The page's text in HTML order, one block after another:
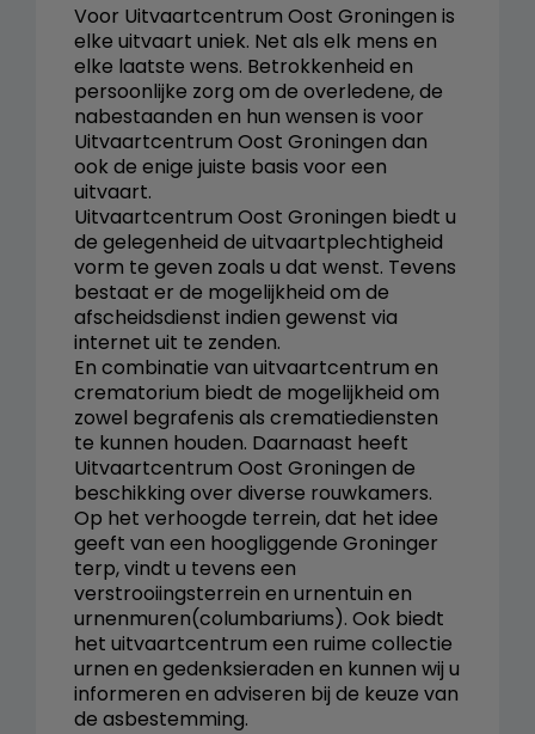
Voor Uitvaartcentrum Oost Groningen is
elke uitvaart uniek. Net als elk mens en
elke laatste wens. Betrokkenheid en
persoonlijke zorg om de overledene, de
nabestaanden en hun wensen is voor
Uitvaartcentrum Oost Groningen dan
ook de enige juiste basis voor een
uitvaart.
Uitvaartcentrum Oost Groningen biedt u
de gelegenheid de uitvaartplechtigheid
vorm te geven zoals u dat wenst. Tevens
bestaat er de mogelijkheid om de
afscheidsdienst indien gewenst via
internet uit te zenden.
En combinatie van uitvaartcentrum en
crematorium biedt de mogelijkheid om
zowel begrafenis als crematiediensten
te kunnen houden. Daarnaast heeft
Uitvaartcentrum Oost Groningen de
beschikking over diverse rouwkamers.
Op het verhoogde terrein, dat het idee
geeft van een hoogliggende Groninger
terp, vindt u tevens een
verstrooiingsterrein en urnentuin en
urnenmuren(columbariums). Ook biedt
het uitvaartcentrum een ruime collectie
urnen en gedenksieraden en kunnen wij u
informeren en adviseren bij de keuze van
de asbestemming.